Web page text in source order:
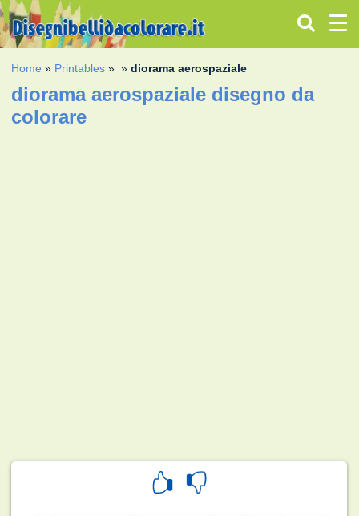
Home » Printables » »diorama aerospaziale
diorama aerospaziale disegno da
colorare